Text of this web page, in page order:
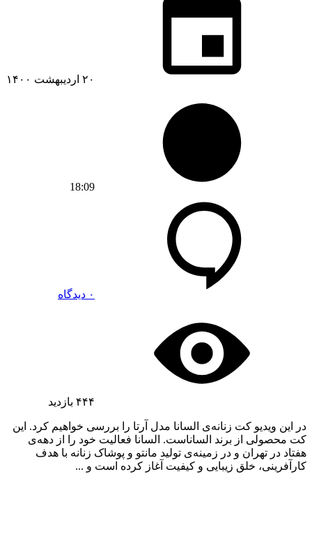
۲۰ اردیبهشت ۱۴۰۰
18:09
۰ دیدگاه
۴۴۴ بازدید
در این ویدیو کت زنانه‌ی السانا مدل آرتا را بررسی خواهیم کرد. این
کت محصولی از برند الساناست. السانا فعالیت خود را از دهه‌ی
هفتاد در تهران و در زمینه‌ی تولید مانتو و پوشاک زنانه با هدف
کارآفرینی، خلق زیبایی و کیفیت آغاز کرده است و ...